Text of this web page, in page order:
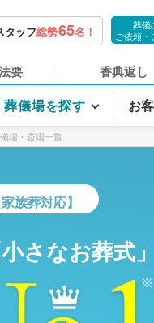
タッフ総勢65名！
葬儀
ご依頼・
要 香典返し
葬儀場を探す お
場・斎場一覧
族葬対応】
さなお葬式」